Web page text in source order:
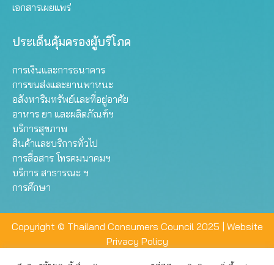
เอกสารเผยแพร่
ประเด็นคุ้มครองผู้บริโภค
การเงินและการธนาคาร
การขนส่งและยานพาหนะ
อสังหาริมทรัพย์และที่อยู่อาศัย
อาหาร ยา และผลิตภัณฑ์ฯ
บริการสุขภาพ
สินค้าและบริการทั่วไป
การสื่อสาร โทรคมนาคมฯ
บริการ สาธารณะ ฯ
การศึกษา
Copyright © Thailand Consumers Council 2025 | Website
Privacy Policy